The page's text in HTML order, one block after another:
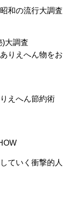
和の流行大調査
大調査
りえへん物をお
えへん節約術
ていく衝撃的人